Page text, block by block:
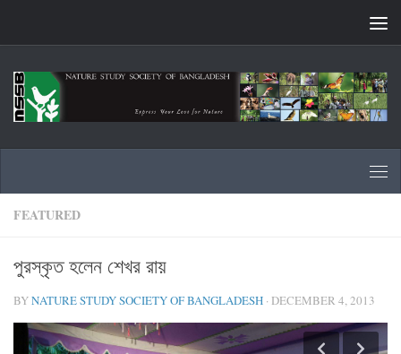
FEATURED
পুরস্কৃত হলেন শেখর রায়
BYNATURE STUDY SOCIETY OF BANGLADESH · DECEMBER 4, 2013